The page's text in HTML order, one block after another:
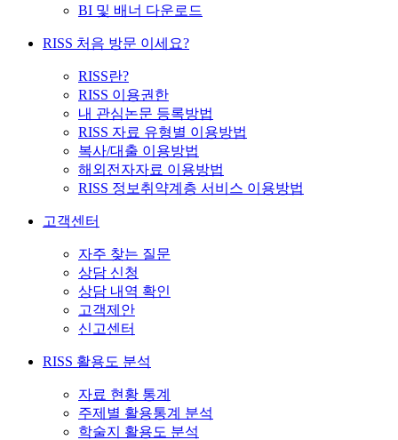
BI 및 배너 다운로드
RISS 처음 방문 이세요?
RISS란?
RISS 이용권한
내 관심논문 등록방법
RISS 자료 유형별 이용방법
복사/대출 이용방법
해외전자자료 이용방법
RISS 정보취약계층 서비스 이용방법
고객센터
자주 찾는 질문
상담 신청
상담 내역 확인
고객제안
신고센터
RISS 활용도 분석
자료 현황 통계
주제별 활용통계 분석
학술지 활용도 분석